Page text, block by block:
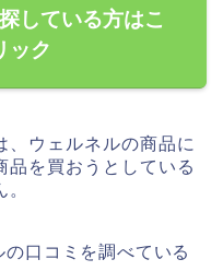
している方はこ
ック
、ウェルネルの商品に
品を買おうとしている
口コミを調べている